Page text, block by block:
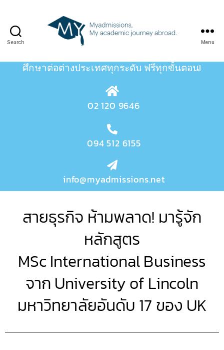
Search Menu
ศึกษาต่อต่างประเทศทุกระดับ ฟรีทุกขั้นตอน!
02 120 9646
094 512 6155
info@myadmissions.net
สายธุรกิจ ห้ามพลาด! มารู้จัก
หลักสูตร
MSc International Business
จาก University of Lincoln
มหาวิทยาลัยอันดับ 17 ของ UK